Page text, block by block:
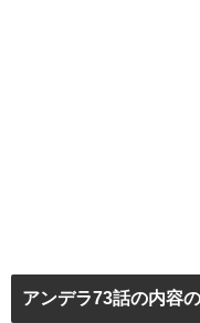
アンデラ73話の内容